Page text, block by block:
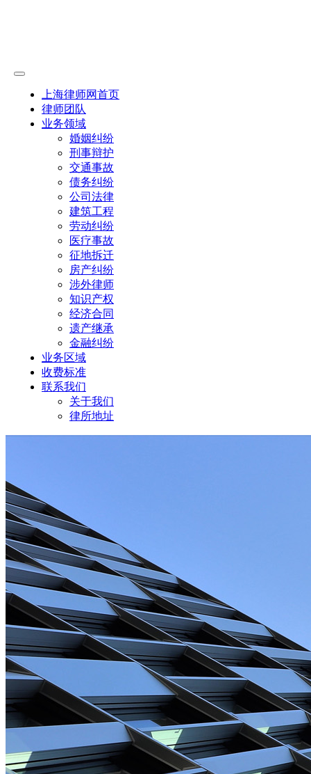
上海律师网首页
律师团队
业务领域
婚姻纠纷
刑事辩护
交通事故
债务纠纷
公司法律
建筑工程
劳动纠纷
医疗事故
征地拆迁
房产纠纷
涉外律师
知识产权
经济合同
遗产继承
金融纠纷
业务区域
收费标准
联系我们
关于我们
律所地址